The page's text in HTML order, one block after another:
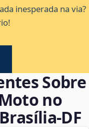
inesperada na via?
Sobre
no